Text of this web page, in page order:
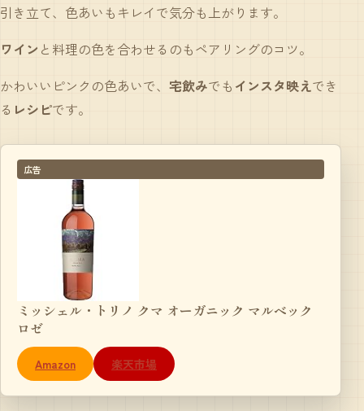
引き立て、色あいもキレイで気分も上がります。
ワイン と料理の色を合わせるのもペアリングのコツ。
かわいいピンクの色あいで、 宅飲みでも インスタ映えでき
る レシピです。
広告
ミッシェル・トリノ クマ オーガニック マルベック
ロゼ
Amazon 楽天市場